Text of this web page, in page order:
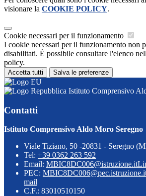
visionare la COOKIE POLICY.
Cookie necessari per il funzionamento
I cookie necessari per il funzionamento non
disabilitati. È possibile consultare l'elenco
policy.
Accetta tutti Salva le preferenze
Istituto Comprensivo
Contatti
Istituto Comprensivo Aldo Moro Seregno
Viale Tiziano, 50 -20831 - Seregno
Tel: +39 0362 263 592
Email: MBIC8DC006@istruzione.it
PEC:
mail
C.F.: 83010510150